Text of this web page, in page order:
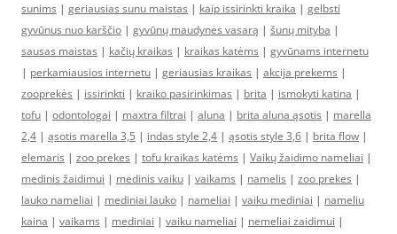
sunims | geriausias sunu maistas | kaip issirinkti kraika | gelbsti
gyvūnus nuo karščio | gyvūnų maudynės vasarą | šunų mityba |
sausas maistas | kačių kraikas | kraikas katėms | gyvūnams internetu
| perkamiausios internetu | geriausias kraikas | akcija prekems |
zooprekės | issirinkti | kraiko pasirinkimas | brita | ismokyti katina |
tofu | odontologai | maxtra filtrai | aluna | brita aluna ąsotis | marella
2,4 | ąsotis marella 3,5 | indas style 2,4 | ąsotis style 3,6 | brita flow |
elemaris | zoo prekes | tofu kraikas katėms | Vaikų žaidimo nameliai |
medinis žaidimui | medinis vaiku | vaikams | namelis | zoo prekes |
lauko nameliai | mediniai lauko | nameliai | vaiku mediniai | nameliu
kaina | vaikams | mediniai | vaiku nameliai | nemeliai zaidimui |